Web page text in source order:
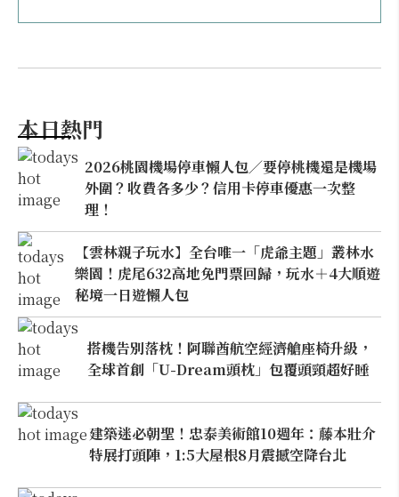
本日熱門
2026桃園機場停車懶人包／要停桃機還是機場
外圍？收費各多少？信用卡停車優惠一次整
理！
【雲林親子玩水】全台唯一「虎爺主題」叢林水
樂園！虎尾632高地免門票回歸，玩水＋4大順遊
秘境一日遊懶人包
搭機告別落枕！阿聯酋航空經濟艙座椅升級，
全球首創「U-Dream頭枕」包覆頭頸超好睡
建築迷必朝聖！忠泰美術館10週年：藤本壯介
特展打頭陣，1:5大屋根8月震撼空降台北